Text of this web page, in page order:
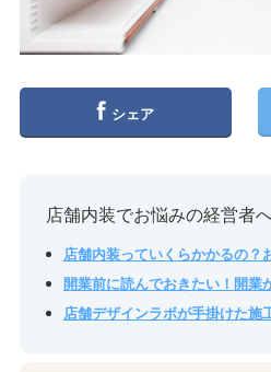
シェア
店舗内装でお悩みの経営者
店舗内装っていくらかかるの？
開業前に読んでおきたい！開業
店舗デザインラボが手掛けた施